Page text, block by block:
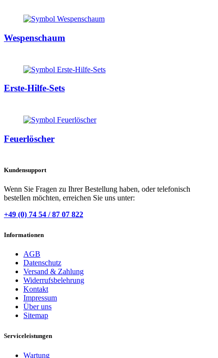
Wespenschaum
Erste-Hilfe-Sets
Feuerlöscher
Kundensupport
Wenn Sie Fragen zu Ihrer Bestellung haben, oder telefonisch
bestellen möchten, erreichen Sie uns unter:
+49 (0) 74 54 / 87 07 822
Informationen
AGB
Datenschutz
Versand & Zahlung
Widerrufsbelehrung
Kontakt
Impressum
Über uns
Sitemap
Serviceleistungen
Wartung